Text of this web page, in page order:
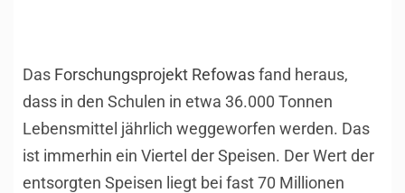
Das Forschungsprojekt Refowasfand heraus,
dass in den Schulen in etwa 36.000 Tonnen
Lebensmittel jährlich weggeworfen werden. Das
ist immerhin ein Viertel der Speisen. Der Wert der
entsorgten Speisen liegt bei fast 70 Millionen